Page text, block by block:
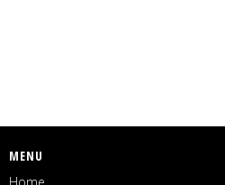
MENU